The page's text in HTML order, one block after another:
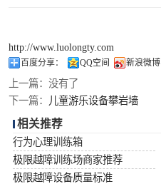
http://www.luolongty.com
百度分享： QQ空间 新浪微博
上一篇： 没有了
下一篇：
儿童游乐设备攀岩墙
相关推荐
行为心理训练箱
极限越障训练场商家推荐
极限越障设备质量标准
警犬训练器材
军用单双杠
400米障碍器材